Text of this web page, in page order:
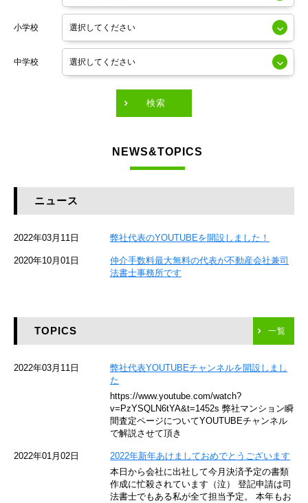
東京メトロ副都心線
東京メトロ有楽町線
JR総武本線
京成本線
東海道新幹線
東京メトロ東西線
京王井の頭線
JR湘南新宿ライン
小学校
中学校
検索
NEWS&TOPICS
ニュース
2022年03月11日 弊社代表のYOUTUBEを開設しました！
2020年10月01日
仲介手数料最大無料の代表が不動産会社兼司
法書士事務所です
TOPICS 一覧
2022年03月11日
弊社代表YOUTUBEチャンネルを開設しまし
た
https://www.youtube.com/watch?
v=PzYSQLN6tYA&t=1452s 弊社マンション瞬
間査定ページについてYOUTUBEチャンネル
で解説させて頂き
2022年01月02日
2022年新年あけましておめでとうございます
本日から会社に出社して今月決済予定の書類
作成に忙殺されています（泣） 登記申請は司
法書士でもある私が全て担当予定。 本年もお